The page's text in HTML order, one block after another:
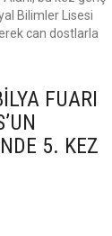
Bilimler Lisesi
can dostlarla
FUARI
5. KEZ
SICAK HAVA